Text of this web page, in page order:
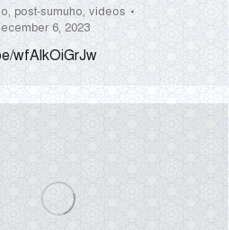
, post-sumuho, videos
6, 2023
wfAlkOiGrJw